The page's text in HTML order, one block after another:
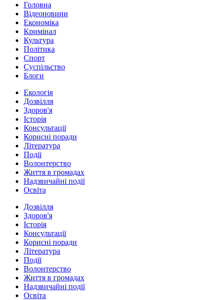
Головна
Відеоновини
Економіка
Кримінал
Культура
Політика
Спорт
Суспільство
Блоги
Екологія
Дозвілля
Здоров'я
Історія
Консультації
Корисні поради
Література
Події
Волонтерство
Життя в громадах
Надзвичайні події
Освіта
Дозвілля
Здоров'я
Історія
Консультації
Корисні поради
Література
Події
Волонтерство
Життя в громадах
Надзвичайні події
Освіта